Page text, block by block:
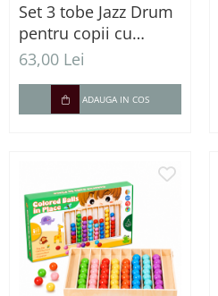
Set 3 tobe Jazz Drum
pentru copii cu
scaun, cinel și bețe
63,00 Lei
ADAUGA IN COS